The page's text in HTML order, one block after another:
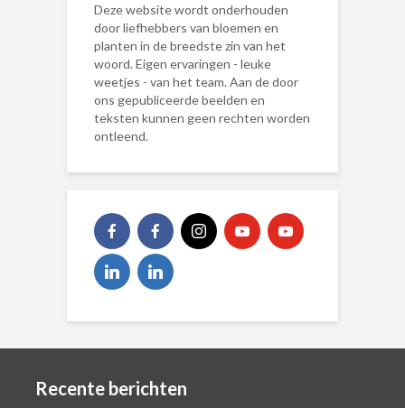
Deze website wordt onderhouden
door liefhebbers van bloemen en
planten in de breedste zin van het
woord. Eigen ervaringen - leuke
weetjes - van het team. Aan de door
ons gepubliceerde beelden en
teksten kunnen geen rechten worden
ontleend.
Recente berichten